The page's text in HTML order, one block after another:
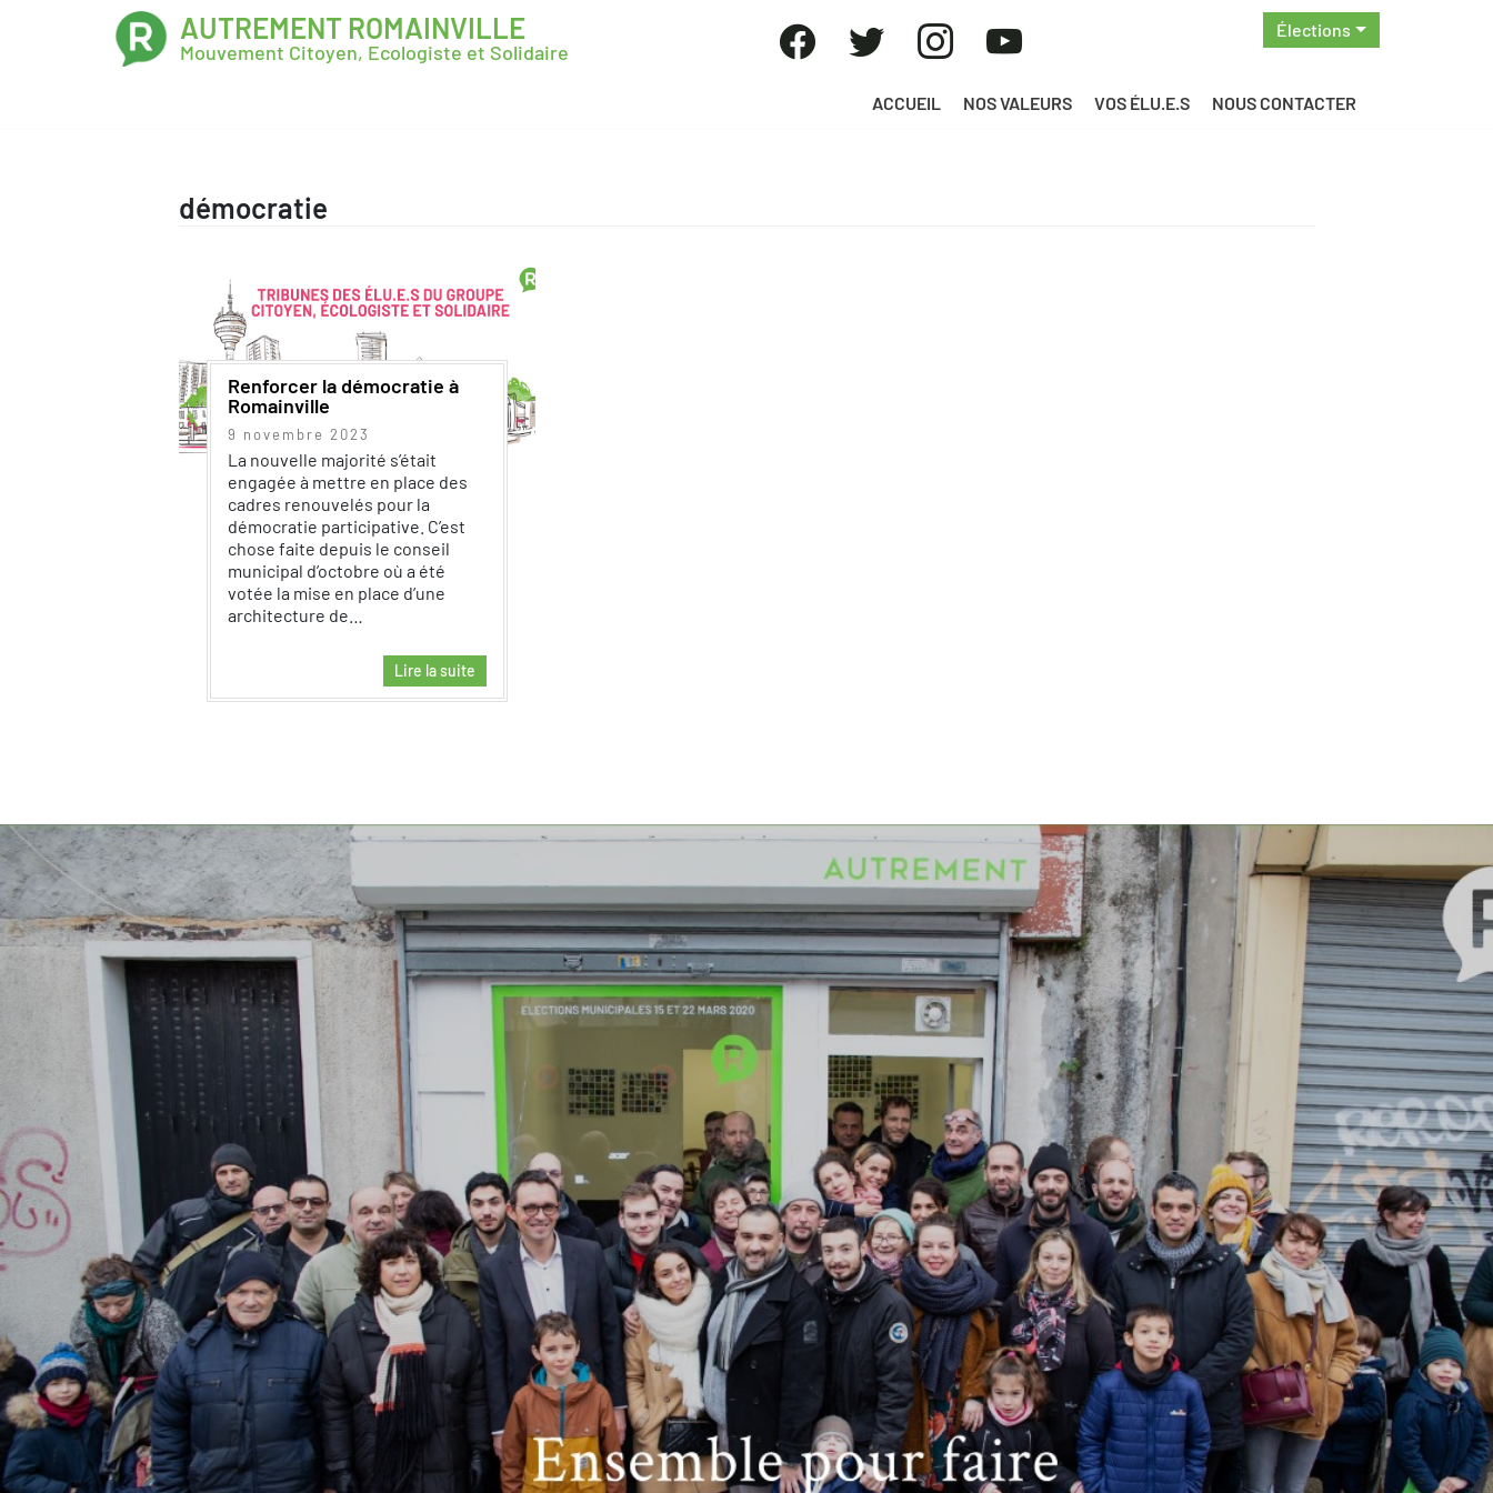
AUTREMENT ROMAINVILLE
Mouvement Citoyen, Ecologiste et Solidaire
Élections
ACCUEIL NOS VALEURS VOS ÉLU.E.S NOUS CONTACTER
démocratie
Renforcer la démocratie à
Romainville
9 novembre 2023
La nouvelle majorité s’était
engagée à mettre en place des
cadres renouvelés pour la
démocratie participative. C’est
chose faite depuis le conseil
municipal d’octobre où a été
votée la mise en place d’une
architecture de…
Lire la suite